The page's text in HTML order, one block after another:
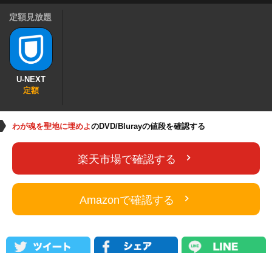
定額見放題
U-NEXT
定額
わが魂を聖地に埋めよのDVD/Blurayの値段を確認する
楽天市場で確認する
Amazonで確認する